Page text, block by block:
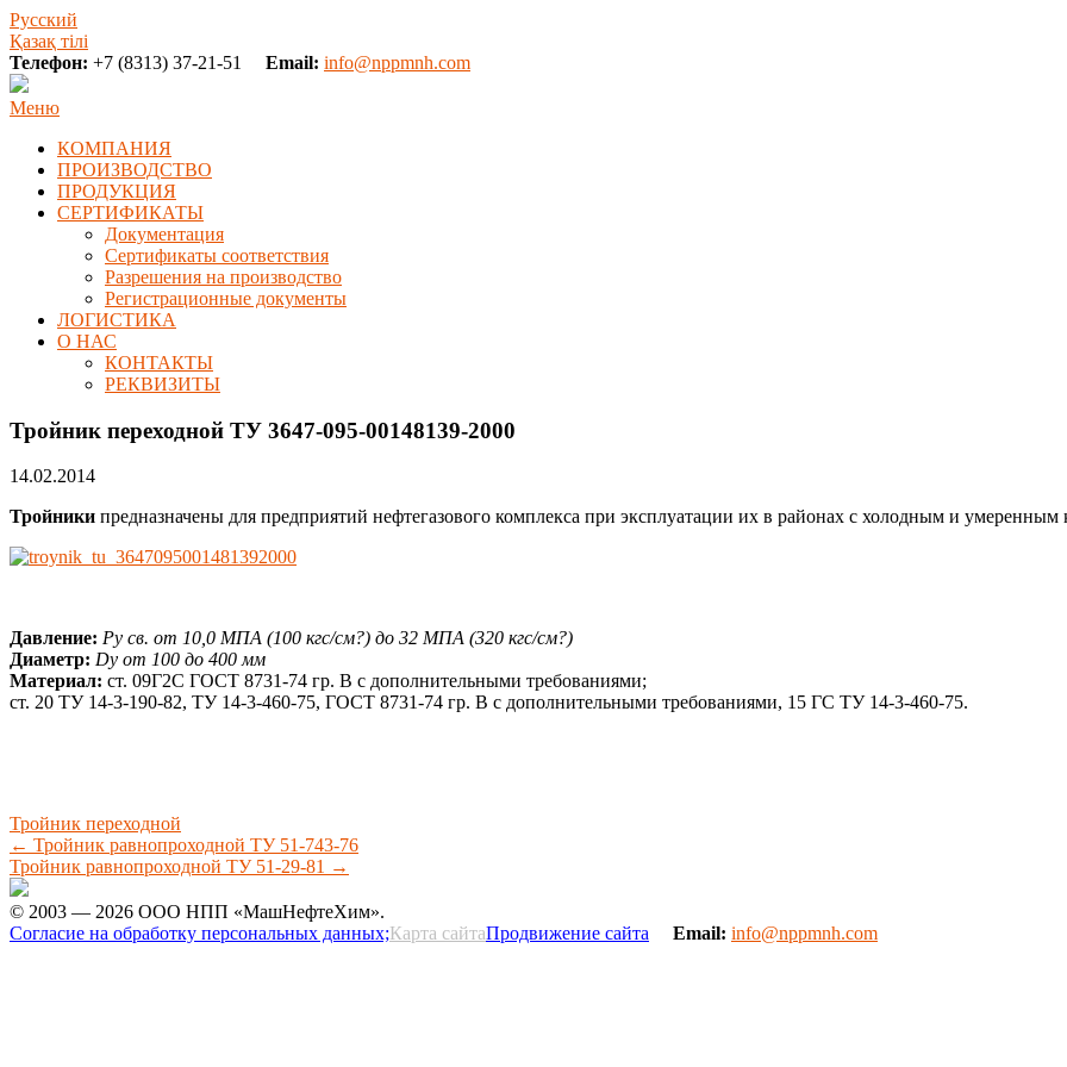
Русский
Қазақ тілі
Телефон: +7 (8313) 37-21-51 Email: info@nppmnh.com
Меню
КОМПАНИЯ
ПРОИЗВОДСТВО
ПРОДУКЦИЯ
СЕРТИФИКАТЫ
Документация
Сертификаты соответствия
Разрешения на производство
Регистрационные документы
ЛОГИСТИКА
О НАС
КОНТАКТЫ
РЕКВИЗИТЫ
Тройник переходной ТУ 3647-095-00148139-2000
14.02.2014
Тройники предназначены для предприятий нефтегазового комплекса при эксплуатации их в районах с холодным и умеренным
Давление: Ру св. от 10,0 МПА (100 кгс/см?) до 32 МПА (320 кгс/см?)
Диаметр: Dу от 100 до 400 мм
Материал: ст. 09Г2С ГОСТ 8731-74 гр. В с дополнительными требованиями;
ст. 20 ТУ 14-3-190-82, ТУ 14-3-460-75, ГОСТ 8731-74 гр. В с дополнительными требованиями, 15 ГС ТУ 14-3-460-75.
Тройник переходной
← Тройник равнопроходной ТУ 51-743-76
Тройник равнопроходной ТУ 51-29-81 →
© 2003 — 2026 ООО НПП «МашНефтеХим».
Согласие на обработку персональных данных;Карта сайтаПродвижение сайта Email: info@nppmnh.com